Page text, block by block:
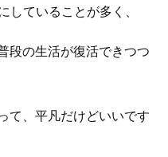
していることが多く、
段の生活が復活できつつ
て、平凡だけどいいです